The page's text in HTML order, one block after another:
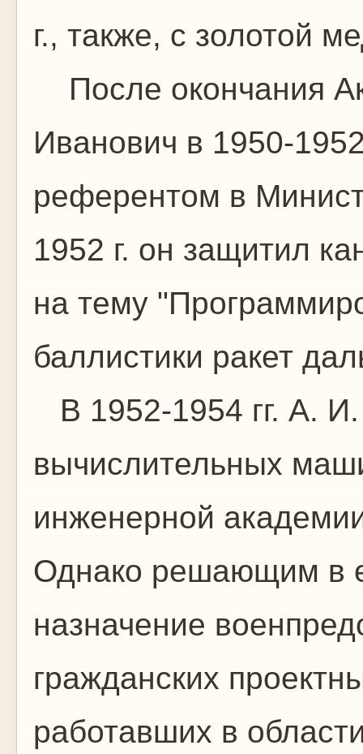
г., также, с золотой
После окончания
Иванович в 1950-
референтом в
1952 г. он защитил
на тему
баллистики ракет
В 1952-1954 гг. А.
вычислительных
инженерной
Однако решающим в
назначение
гражданских
работавших в